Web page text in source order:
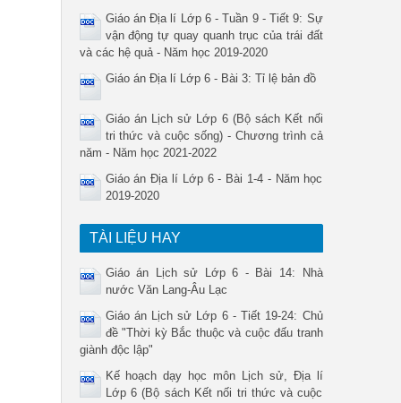
Giáo án Địa lí Lớp 6 - Tuần 9 - Tiết 9: Sự
vận động tự quay quanh trục của trái đất
và các hệ quả - Năm học 2019-2020
Giáo án Địa lí Lớp 6 - Bài 3: Tỉ lệ bản đồ
Giáo án Lịch sử Lớp 6 (Bộ sách Kết nối
tri thức và cuộc sống) - Chương trình cả
năm - Năm học 2021-2022
Giáo án Địa lí Lớp 6 - Bài 1-4 - Năm học
2019-2020
TÀI LIỆU HAY
Giáo án Lịch sử Lớp 6 - Bài 14: Nhà
nước Văn Lang-Âu Lạc
Giáo án Lịch sử Lớp 6 - Tiết 19-24: Chủ
đề "Thời kỳ Bắc thuộc và cuộc đấu tranh
giành độc lập"
Kế hoạch dạy học môn Lịch sử, Địa lí
Lớp 6 (Bộ sách Kết nối tri thức và cuộc